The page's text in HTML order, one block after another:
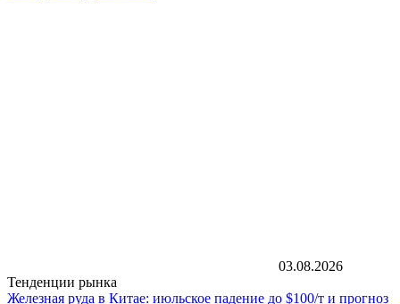
03.08.2026
Тенденции рынка
Железная руда в Китае: июльское падение до $100/т и прогноз